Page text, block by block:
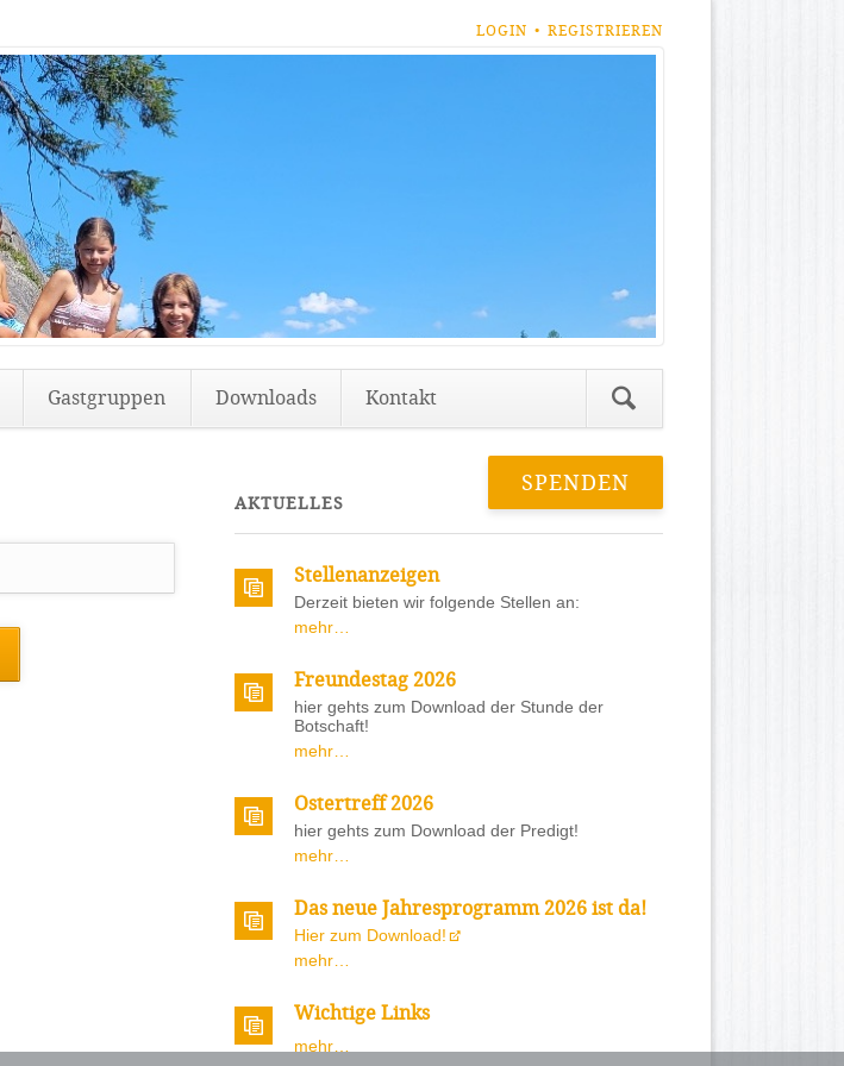
NAVIGATION
ÜBERSPRINGEN
LOGIN REGISTRIEREN
überspringen
Gastgruppen Downloads Kontakt
SPENDEN
AKTUELLES
Stellenanzeigen
Derzeit bieten wir folgende Stellen an:
mehr…
Freundestag 2026
hier gehts zum Download der Stunde der
Botschaft!
mehr…
Ostertreff 2026
hier gehts zum Download der Predigt!
mehr…
Das neue Jahresprogramm 2026 ist da!
Hier zum Download!
mehr…
Wichtige Links
mehr…